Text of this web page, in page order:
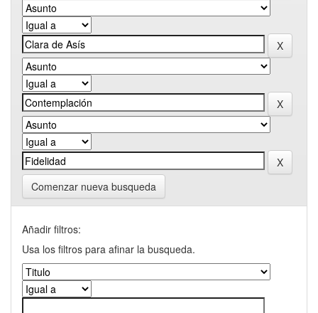
Comenzar nueva busqueda
Añadir filtros:
Usa los filtros para afinar la busqueda.